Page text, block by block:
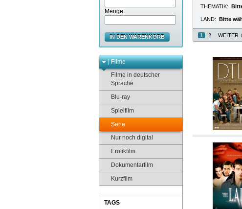
Menge:
IN DEN WARENKORB
Filme
Filme in deutscher
Sprache
Blu-ray
Spielfilm
Serie
Nur noch digital
Erotikfilm
Dokumentarfilm
Kurzfilm
TAGS
THEMATIK:
LAND: Bitte
1 2 WEITER